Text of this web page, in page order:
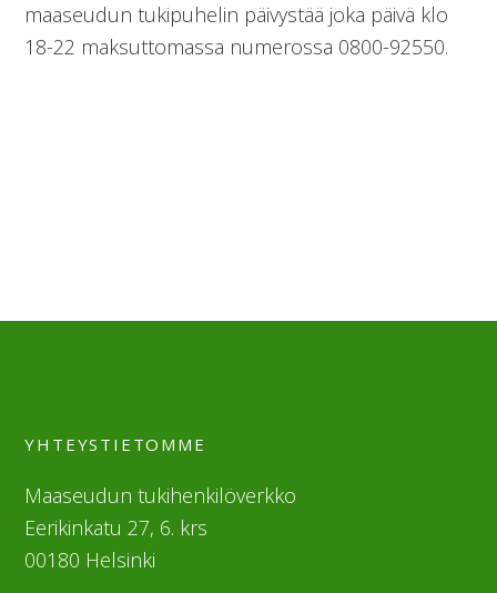
maaseudun tukipuhelin päivystää joka päivä klo
18-22 maksuttomassa numerossa 0800-92550.
YHTEYSTIETOMME
Maaseudun tukihenkilöverkko
Eerikinkatu 27, 6. krs
00180 Helsinki